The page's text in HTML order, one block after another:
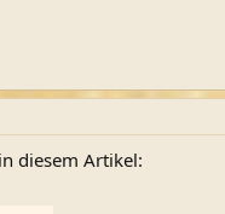
diesem Artikel: